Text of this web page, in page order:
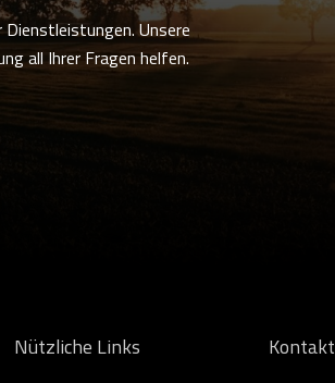
Dienstleistungen. Unsere
all Ihrer Fragen helfen.
Nützliche Links